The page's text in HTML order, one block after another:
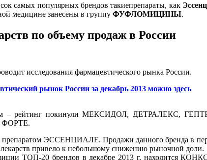
самых популярных брендов такиепрепараты, как
медицине занесены в группу ФУФЛОМИЦИНЫ.
по объему продаж в России
исследования фармацевтического рынка России.
рынок России за декабрь 2013 можно здесь
– рейтинг покинули МЕКСИДОЛ, ДЕТРАЛЕКС,
препаратом ЭССЕНЦИАЛЕ. Продажи данного бренда в
привело к небольшому снижению рыночной
ТОП-20 брендов в декабре 2013 г. находится